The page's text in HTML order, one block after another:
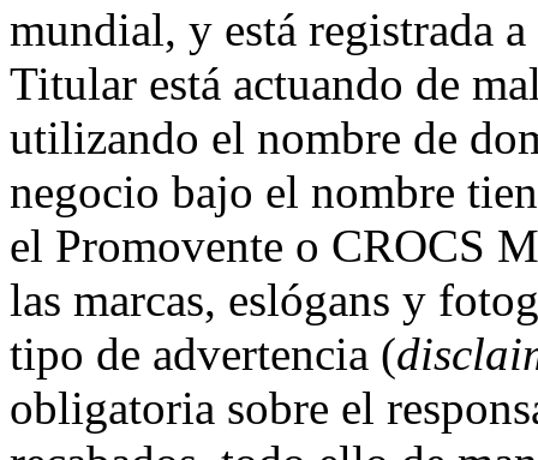
mundial, y está registrada
Titular está actuando de
utilizando el nombre de
negocio bajo el nombre
el Promovente o CROCS
las marcas, eslógans y
tipo de advertencia (
obligatoria sobre el